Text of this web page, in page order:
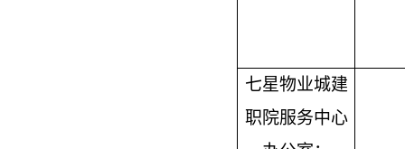
七星物业城建
职院服务中心